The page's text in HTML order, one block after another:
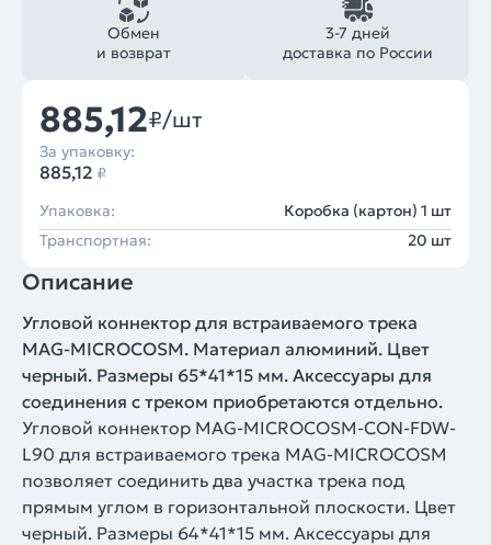
3-7 дней
доставка по России
Обмен
и возврат
885,12₽/шт
За упаковку:
885,12 ₽
Упаковка:
Коробка (картон) 1 шт
Транспортная:
20 шт
Описание
Угловой коннектор для встраиваемого трека
MAG-MICROCOSM. Материал алюминий. Цвет
черный. Размеры 65*41*15 мм. Аксессуары для
соединения с треком приобретаются отдельно.
Угловой коннектор MAG-MICROCOSM-CON-FDW-
L90 для встраиваемого трека MAG-MICROCOSM
позволяет соединить два участка трека под
прямым углом в горизонтальной плоскости. Цвет
черный. Размеры 64*41*15 мм. Аксессуары для